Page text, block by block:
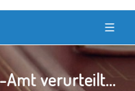
Amt verurteilt...